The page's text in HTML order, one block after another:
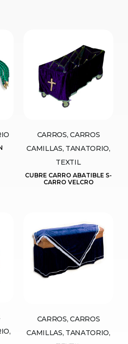
CARROS, CARROS
CAMILLAS, TANATORIO,
TEXTIL
CUBRE CARRO ABATIBLE S-
CARRO VELCRO
CARROS, CARROS
CAMILLAS, TANATORIO,